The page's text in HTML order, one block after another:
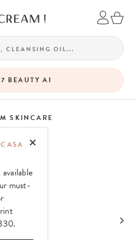
BEAUTY AI
SKINCARE
must-